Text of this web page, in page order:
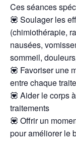
Ces séances
💟 Soulager les
(chimiothérapie,
nausées,
sommeil,
💟 Favoriser une
entre chaque
💟 Aider le corps
traitements
💟 Offrir un
pour améliorer le